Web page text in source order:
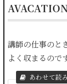
講師の仕事のと
よく収まるのです